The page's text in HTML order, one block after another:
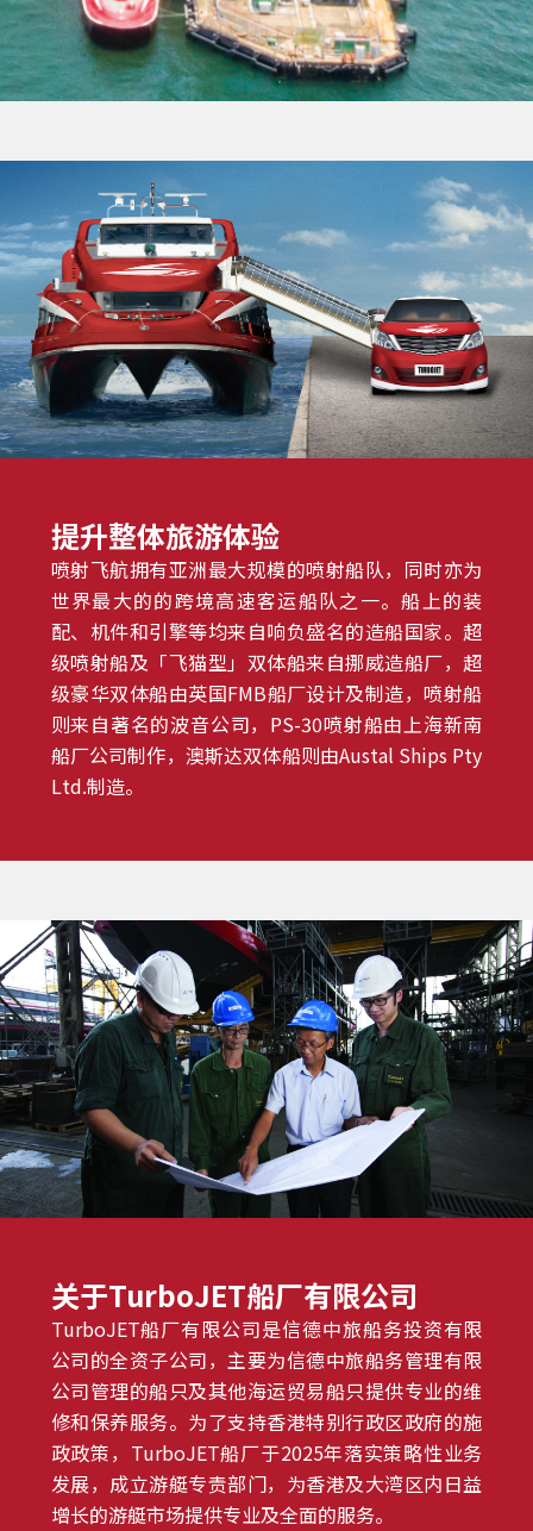
提升整体旅游体验
喷射飞航拥有亚洲最大规模的喷射船队，同时亦为
世界最大的的跨境高速客运船队之一。船上的装
配、机件和引擎等均来自响负盛名的造船国家。超
级喷射船及「飞猫型」双体船来自挪威造船厂，超
级豪华双体船由英国FMB船厂设计及制造，喷射船
则来自著名的波音公司，PS-30喷射船由上海新南
船厂公司制作，澳斯达双体船则由Austal Ships Pty
Ltd.制造。
关于TurboJET船厂有限公司
TurboJET船厂有限公司是信德中旅船务投资有限
公司的全资子公司，主要为信德中旅船务管理有限
公司管理的船只及其他海运贸易船只提供专业的维
修和保养服务。为了支持香港特别行政区政府的施
政政策，TurboJET船厂于2025年落实策略性业务
发展，成立游艇专责部门，为香港及大湾区内日益
增长的游艇市场提供专业及全面的服务。